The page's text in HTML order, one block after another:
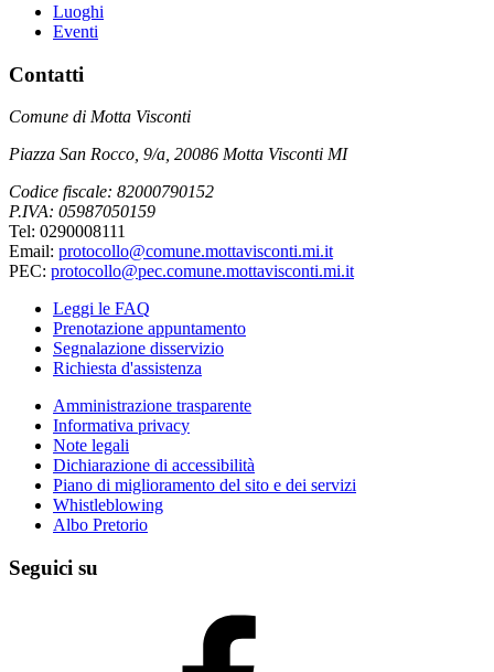
Luoghi
Eventi
Contatti
Comune di Motta Visconti
Piazza San Rocco, 9/a, 20086 Motta Visconti MI
Codice fiscale: 82000790152
P.IVA: 05987050159
Tel: 0290008111
Email: protocollo@comune.mottavisconti.mi.it
PEC: protocollo@pec.comune.mottavisconti.mi.it
Leggi le FAQ
Prenotazione appuntamento
Segnalazione disservizio
Richiesta d'assistenza
Amministrazione trasparente
Informativa privacy
Note legali
Dichiarazione di accessibilità
Piano di miglioramento del sito e dei servizi
Whistleblowing
Albo Pretorio
Seguici su